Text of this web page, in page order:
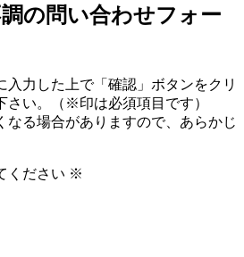
の問い合わせフォー
入力した上で「確認」ボタンをクリ
さい。（※印は必須項目です）
なる場合がありますので、あらかじ
ください ※